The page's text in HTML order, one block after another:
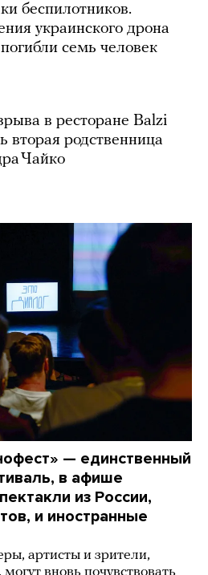
беспилотников.
украинского дрона
семь человек
в ресторане Balzi
вторая родственница
Чайко
— единственный
в афише
из России,
и иностранные
артисты и зрители,